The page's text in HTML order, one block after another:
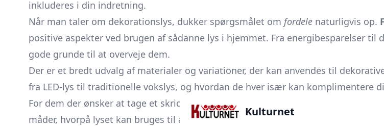
inkluderes i din indretning.
Når man taler om dekorationslys, dukker spørgsmålet om fordele naturligvis op.
positive aspekter ved brugen af sådanne lys i hjemmet. Fra energibesparelser
gode grunde til at overveje dem.
Der er et bredt udvalg af materialer og variationer, der kan anvendes til
fra LED-lys til traditionelle vokslys, og hvordan de hver især kan komplimentere
For dem der ønsker at tage et skridt videre, tilbyder
måder, hvorpå lyset kan bruges til at transformere rum. Med inspiration og tips
Kulturnet